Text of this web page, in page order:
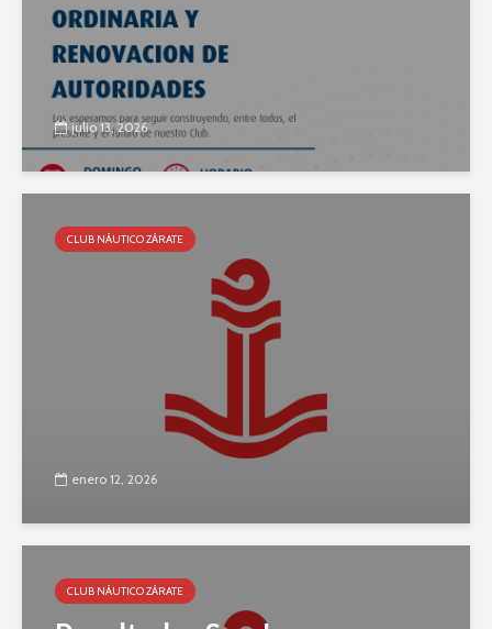
julio 13, 2026
CLUB NÁUTICO ZÁRATE
enero 12, 2026
CLUB NÁUTICO ZÁRATE